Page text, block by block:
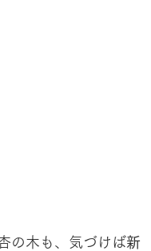
の木も、気づけば新